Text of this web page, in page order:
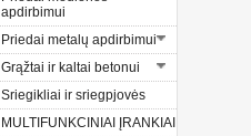
apdirbimui
Priedai metalų apdirbimui
Grąžtai ir kaltai betonui
Sriegikliai ir sriegpjovės
MULTIFUNKCINIAI ĮRANKIAI